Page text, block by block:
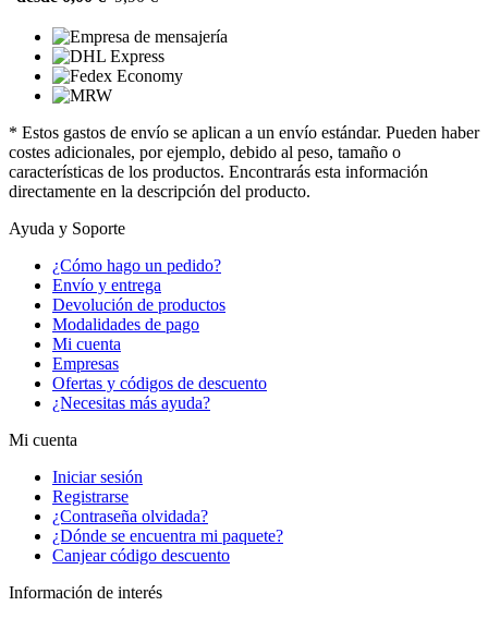
* Estos gastos de envío se aplican a un envío estándar. Pueden haber
costes adicionales, por ejemplo, debido al peso, tamaño o
características de los productos. Encontrarás esta información
directamente en la descripción del producto.
Ayuda y Soporte
¿Cómo hago un pedido?
Envío y entrega
Devolución de productos
Modalidades de pago
Mi cuenta
Empresas
Ofertas y códigos de descuento
¿Necesitas más ayuda?
Mi cuenta
Iniciar sesión
Registrarse
¿Contraseña olvidada?
¿Dónde se encuentra mi paquete?
Canjear código descuento
Información de interés